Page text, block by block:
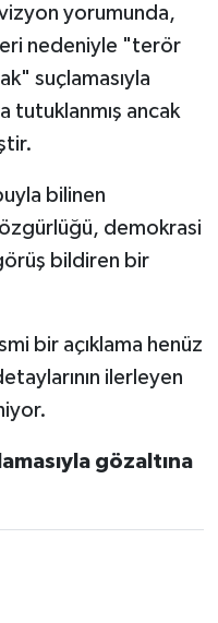
yorumunda,
nedeniyle "terör
suçlamasıyla
tutuklanmış ancak
bilinen
demokrasi
bildiren bir
bir açıklama henüz
ilerleyen
gözaltına